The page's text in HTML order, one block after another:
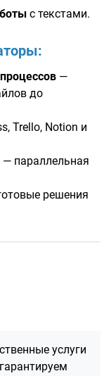
с текстами.
—
до
Trello, Notion и
— параллельная
решения
услуги